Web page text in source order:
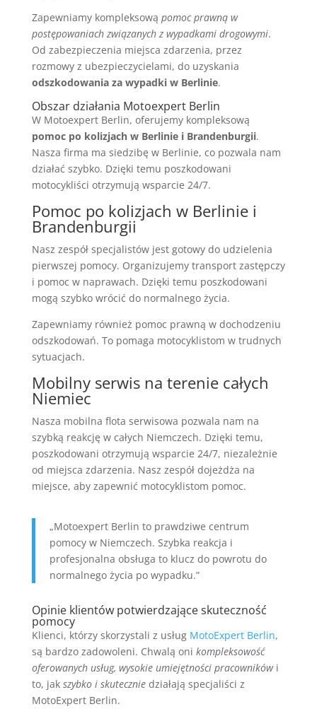
Zapewniamy kompleksową pomoc prawną w
postępowaniach związanych z wypadkami drogowymi.
Od zabezpieczenia miejsca zdarzenia, przez
rozmowy z ubezpieczycielami, do uzyskania
odszkodowania za wypadki w Berlinie.
Obszar działania Motoexpert Berlin
W Motoexpert Berlin, oferujemy kompleksową
pomoc po kolizjach w Berlinie i Brandenburgii.
Nasza firma ma siedzibę w Berlinie, co pozwala nam
działać szybko. Dzięki temu poszkodowani
motocykliści otrzymują wsparcie 24/7.
Pomoc po kolizjach w Berlinie i
Brandenburgii
Nasz zespół specjalistów jest gotowy do udzielenia
pierwszej pomocy. Organizujemy transport zastępczy
i pomoc w naprawach. Dzięki temu poszkodowani
mogą szybko wrócić do normalnego życia.
Zapewniamy również pomoc prawną w dochodzeniu
odszkodowań. To pomaga motocyklistom w trudnych
sytuacjach.
Mobilny serwis na terenie całych
Niemiec
Nasza mobilna flota serwisowa pozwala nam na
szybką reakcję w całych Niemczech. Dzięki temu,
poszkodowani otrzymują wsparcie 24/7, niezależnie
od miejsca zdarzenia. Nasz zespół dojeżdża na
miejsce, aby zapewnić motocyklistom pomoc.
„Motoexpert Berlin to prawdziwe centrum
pomocy w Niemczech. Szybka reakcja i
profesjonalna obsługa to klucz do powrotu do
normalnego życia po wypadku.”
Opinie klientów potwierdzające skuteczność
pomocy
Klienci, którzy skorzystali z usług MotoExpert Berlin,
są bardzo zadowoleni. Chwalą oni kompleksowość
oferowanych usług, wysokie umiejętności pracownikówi
to, jak szybko i skuteczniedziałają specjaliści z
MotoExpert Berlin.